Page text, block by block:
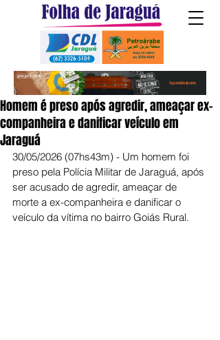
Homem é preso após agredir, ameaçar ex-
companheira e danificar veículo em
Jaraguá
30/05/2026 (07hs43m) - Um homem foi
preso pela Polícia Militar de Jaraguá, após
ser acusado de agredir, ameaçar de
morte a ex-companheira e danificar o
veículo da vítima no bairro Goiás Rural.